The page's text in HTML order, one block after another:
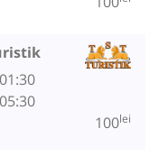
01:30
05:30
100lei